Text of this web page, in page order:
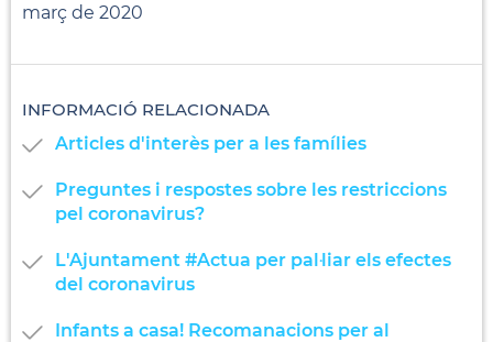
març de 2020
INFORMACIÓ RELACIONADA
Articles d'interès per a les famílies
Preguntes i respostes sobre les restriccions
pel coronavirus?
L'Ajuntament #Actua per pal·liar els efectes
del coronavirus
Infants a casa! Recomanacions per al